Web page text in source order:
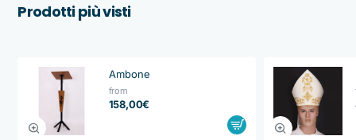
Prodotti più visti
Ambone
from
158,00€